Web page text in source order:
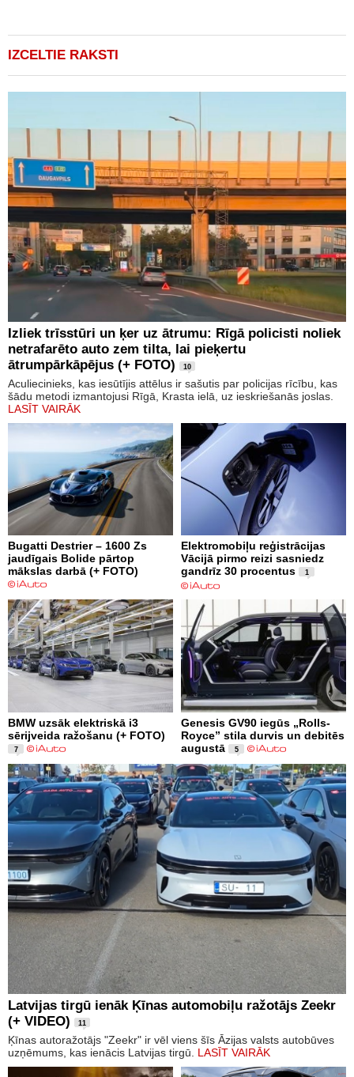
IZCELTIE RAKSTI
Izliek trīsstūri un ķer uz ātrumu: Rīgā policisti noliek
netrafarēto auto zem tilta, lai pieķertu
ātrumpārkāpējus (+ FOTO)
10
Aculiecinieks, kas iesūtījis attēlus ir sašutis par policijas rīcību, kas
šādu metodi izmantojusi Rīgā, Krasta ielā, uz ieskriešanās joslas.
LASĪT VAIRĀK
Bugatti Destrier – 1600 Zs
jaudīgais Bolide pārtop
mākslas darbā (+ FOTO)
Elektromobiļu reģistrācijas
Vācijā pirmo reizi sasniedz
gandrīz 30 procentus
1
BMW uzsāk elektriskā i3
sērijveida ražošanu (+ FOTO)
7
Genesis GV90 iegūs „Rolls-
Royce” stila durvis un debitēs
augustā
5
Latvijas tirgū ienāk Ķīnas automobiļu ražotājs Zeekr
(+ VIDEO)
11
Ķīnas autoražotājs "Zeekr" ir vēl viens šīs Āzijas valsts autobūves
uzņēmums, kas ienācis Latvijas tirgū. LASĪT VAIRĀK